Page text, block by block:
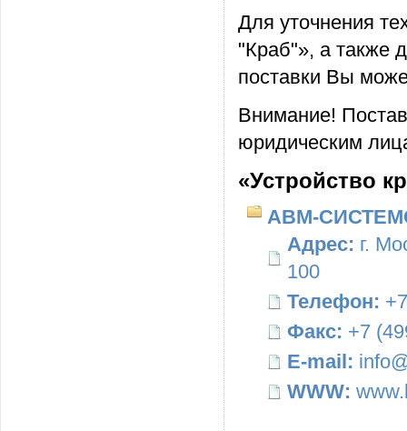
Для уточнения
"Краб"», а также
поставки Вы
Внимание!
юридическим
«Устройство
АВМ-
Адрес: г.
100
Телефон:
Факс: +7
E-mail:
WWW: